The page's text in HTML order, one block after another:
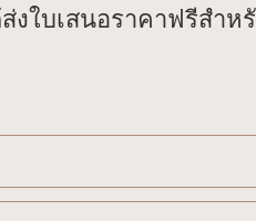
ใบเสนอราคาฟรีสำห